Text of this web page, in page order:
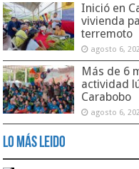
Inició en
vivienda
terremoto
agosto 6,
Más de 6
actividad
Carabobo
agosto 6,
Lo Más Leido